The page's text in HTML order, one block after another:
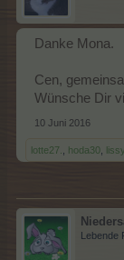
Danke Mona.
Cen,
Wünsche Dir
10 Juni 2016
lotte27. hoda30
Lebende